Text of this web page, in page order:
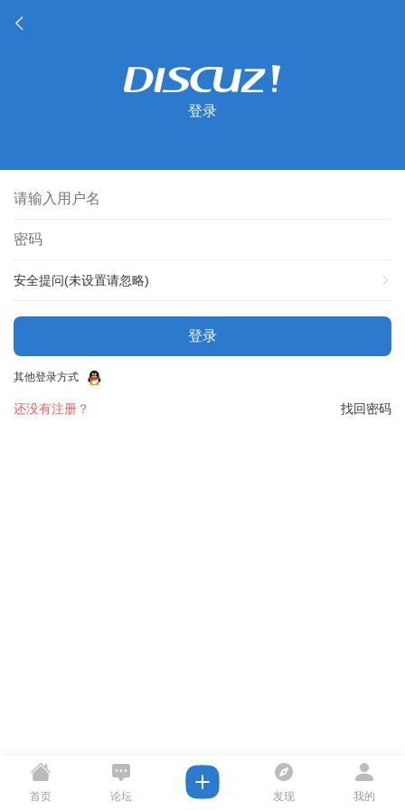
登录
安全提问(未设置请忽略)
登录
其他登录方式
找回密码
还没有注册？
首页 论坛 发现 我的